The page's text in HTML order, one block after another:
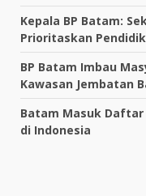
Kepala BP Batam:
Prioritaskan
BP Batam Imbau
Kawasan Jembatan
Batam Masuk
di Indonesia